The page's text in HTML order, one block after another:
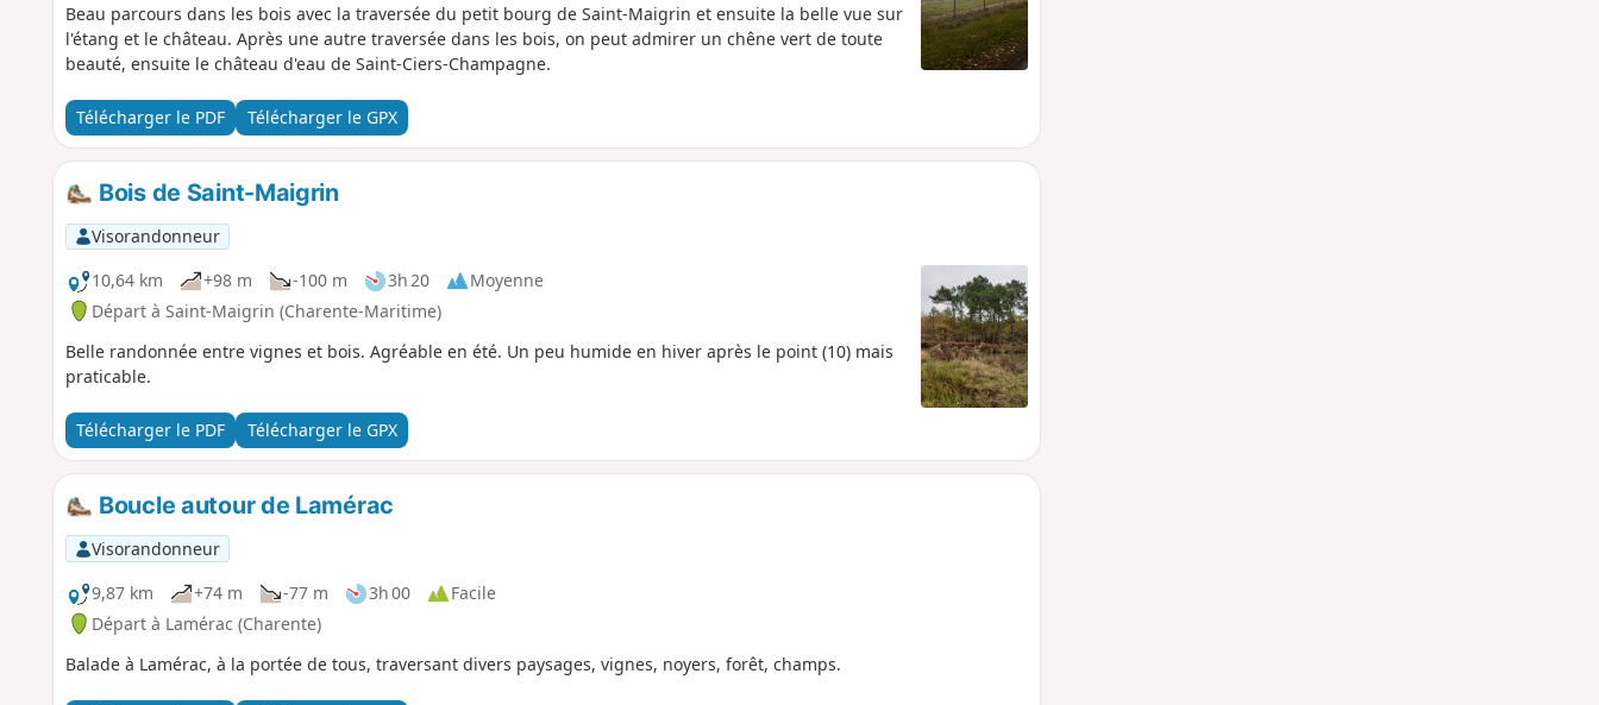
Beau parcours dans les bois avec la traversée du petit bourg de Saint-Maigrin et ensuite la belle vue sur
l'étang et le château. Après une autre traversée dans les bois, on peut admirer un chêne vert de toute
beauté, ensuite le château d'eau de Saint-Ciers-Champagne.
Télécharger le PDF Télécharger le GPX
Bois de Saint-Maigrin
Visorandonneur
10,64 km
+98 m -100 m 3h 20
Moyenne
Départ à Saint-Maigrin (Charente-Maritime)
Belle randonnée entre vignes et bois. Agréable en été. Un peu humide en hiver après le point (10) mais
praticable.
Télécharger le PDF Télécharger le GPX
Boucle autour de Lamérac
Visorandonneur
9,87 km
+74 m -77 m 3h 00
Facile
Départ à Lamérac (Charente)
Balade à Lamérac, à la portée de tous, traversant divers paysages, vignes, noyers, forêt, champs.